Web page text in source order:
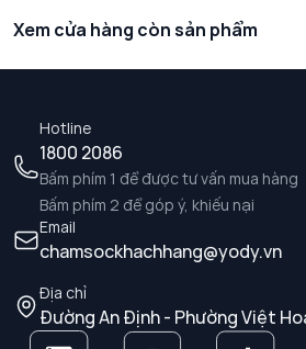
Xem cửa hàng còn sản phẩm
Hotline
1800 2086
Bấm phím 1 để được tư vấn mua hàng
Bấm phím 2 để góp ý, khiếu nại
Email
chamsockhachhang@yody.vn
Địa chỉ
Đường An Định - Phường Việt